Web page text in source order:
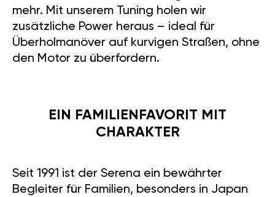
mehr. Mit unserem Tuning holen wir
zusätzliche Power heraus – ideal für
Überholmanöver auf kurvigen Straßen, ohne
den Motor zu überfordern.
EIN FAMILIENFAVORIT MIT
CHARAKTER
Seit 1991 ist der Serena ein bewährter
Begleiter für Familien, besonders in Japan